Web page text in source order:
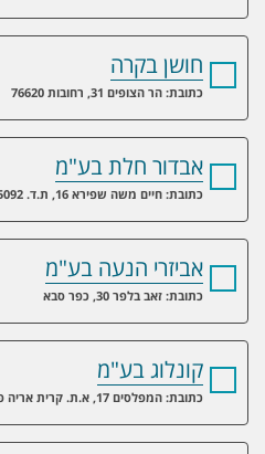
חושן בקרה
כתובת: הר הצופים 31, רחובות 76620
אבדור חלת בע"מ
כתובת: חיים משה שפירא 16, ת.ד. 5092, ראשון לציון
אביזרי הנעה בע"מ
כתובת: זאב בלפר 30, כפר סבא
קונלוג בע"מ
כתובת: המפלסים 17, א.ת. קרית אריה פתח תקווה 49130